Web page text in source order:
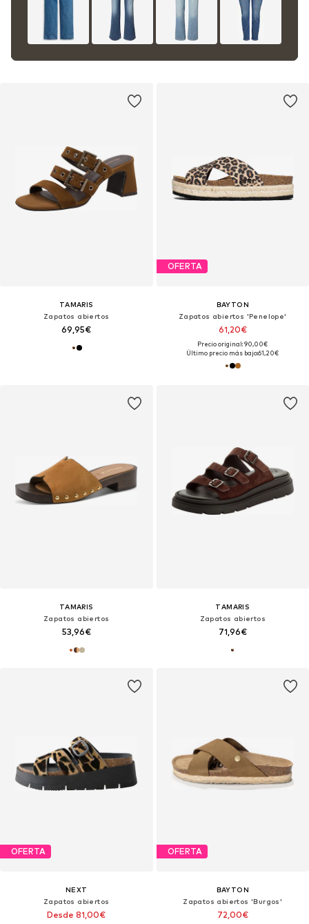
TAMARIS
Zapatos abiertos
69,95€
OFERTA
BAYTON
Zapatos abiertos 'Penelope'
61,20€
Precio original: 90,00€
Último precio más bajo:61,20€
TAMARIS
Zapatos abiertos
53,96€
TAMARIS
Zapatos abiertos
71,96€
OFERTA
NEXT
Zapatos abiertos
Desde 81,00€
OFERTA
BAYTON
Zapatos abiertos 'Burgos'
72,00€